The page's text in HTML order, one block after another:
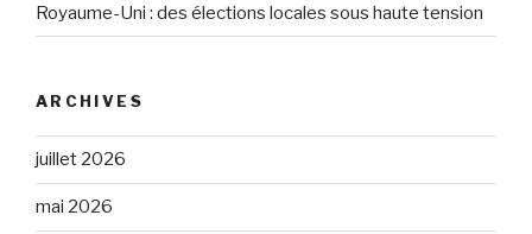
Royaume-Uni : des élections locales sous haute tension
ARCHIVES
juillet 2026
mai 2026